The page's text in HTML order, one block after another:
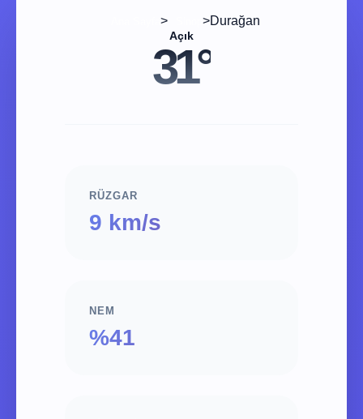
> >Durağan
Açık
31°
RÜZGAR
9 km/s
NEM
%41